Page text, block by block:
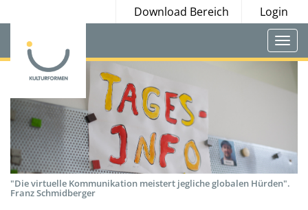
Download Bereich Login
"Die virtuelle Kommunikation meistert jegliche globalen Hürden".
Franz Schmidberger